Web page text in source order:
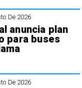
De 2026
anuncia plan
para buses
De 2026